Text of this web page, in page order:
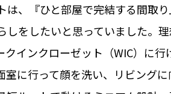
は、『ひと部屋で完結する間取
しをしたいと思っていました。
インクローゼット（WIC）に
に行って顔を洗い、リビング